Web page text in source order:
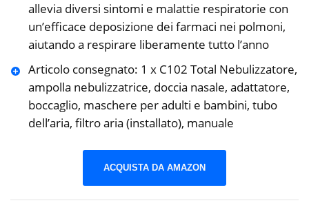
allevia diversi sintomi e malattie respiratorie con
un’efficace deposizione dei farmaci nei polmoni,
aiutando a respirare liberamente tutto l’anno
Articolo consegnato: 1 x C102 Total Nebulizzatore,
ampolla nebulizzatrice, doccia nasale, adattatore,
boccaglio, maschere per adulti e bambini, tubo
dell’aria, filtro aria (installato), manuale
ACQUISTA DA AMAZON